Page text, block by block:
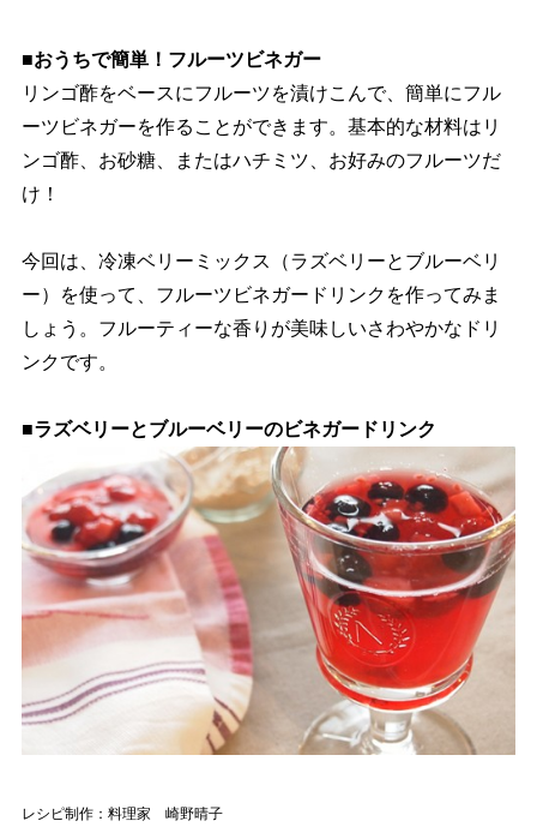
■おうちで簡単！フルーツビネガー
リンゴ酢をベースにフルーツを漬けこんで、簡単にフル
ーツビネガーを作ることができます。基本的な材料はリ
ンゴ酢、お砂糖、またはハチミツ、お好みのフルーツだ
け！
今回は、冷凍ベリーミックス（ラズベリーとブルーベリ
ー）を使って、フルーツビネガードリンクを作ってみま
しょう。フルーティーな香りが美味しいさわやかなドリ
ンクです。
■ラズベリーとブルーベリーのビネガードリンク
レシピ制作：料理家 崎野晴子